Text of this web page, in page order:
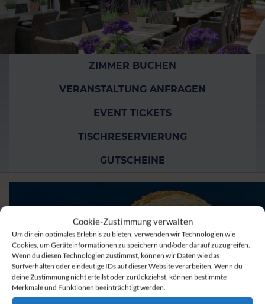
Cookie-Zustimmung verwalten
Um dir ein optimales Erlebnis zu bieten, verwenden wir Technologien wie
Cookies, um Geräteinformationen zu speichern und/oder darauf zuzugreifen.
Wenn du diesen Technologien zustimmst, können wir Daten wie das
Surfverhalten oder eindeutige IDs auf dieser Website verarbeiten. Wenn du
deine Zustimmung nicht erteilst oder zurückziehst, können bestimmte
Merkmale und Funktionen beeinträchtigt werden.
ZIMMER BUCHEN
VERANSTALTUNG ANFRAGEN
EVENT TICKETS
TISCHRESERVIERUNG
GUTSCHEINE